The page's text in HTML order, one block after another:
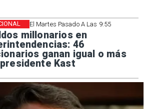
El Martes Pasado A Las 9:55
millonarios en
46
ganan igual o más
Kast